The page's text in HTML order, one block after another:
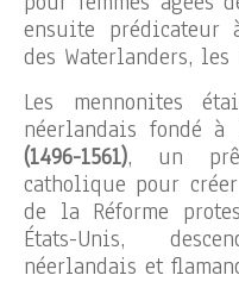
ensuite prédicateur
des Waterlanders, les
Les mennonites
néerlandais fondé
(1496-1561), un
catholique pour
de la Réforme
États-Unis,
néerlandais et